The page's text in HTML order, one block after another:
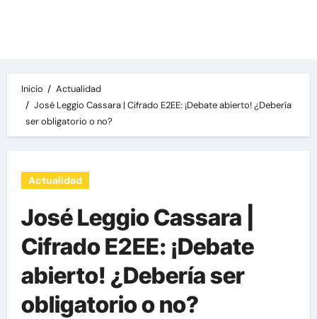
Inicio
Actualidad
José Leggio Cassara | Cifrado E2EE: ¡Debate abierto! ¿Debería
ser obligatorio o no?
Actualidad
José Leggio Cassara |
Cifrado E2EE: ¡Debate
abierto! ¿Debería ser
obligatorio o no?